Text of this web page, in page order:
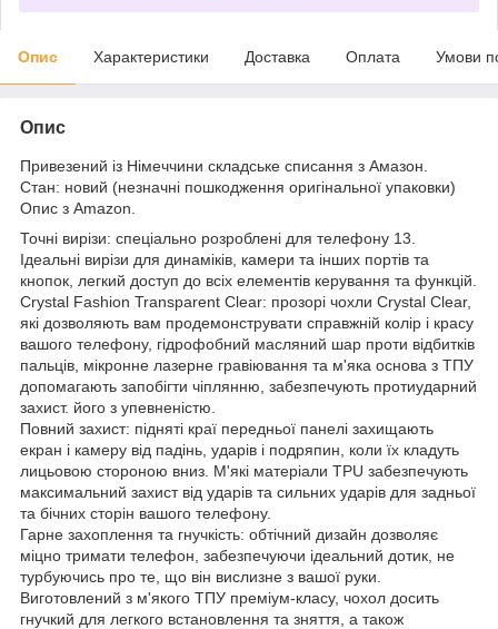
Опис Характеристики Доставка Оплата Умови
Опис
Привезений із Німеччини складське списання з Амазон.
Стан: новий (незначні пошкодження оригінальної упаковки)
Опис з Amazon.
Точні вирізи: спеціально розроблені для телефону 13.
Ідеальні вирізи для динаміків, камери та інших портів та
кнопок, легкий доступ до всіх елементів керування та функцій.
Crystal Fashion Transparent Clear: прозорі чохли Crystal Clear,
які дозволяють вам продемонструвати справжній колір і красу
вашого телефону, гідрофобний масляний шар проти відбитків
пальців, мікронне лазерне гравіювання та м'яка основа з ТПУ
допомагають запобігти чіплянню, забезпечують протиударний
захист. його з упевненістю.
Повний захист: підняті краї передньої панелі захищають
екран і камеру від падінь, ударів і подряпин, коли їх кладуть
лицьовою стороною вниз. М'які матеріали TPU забезпечують
максимальний захист від ударів та сильних ударів для задньої
та бічних сторін вашого телефону.
Гарне захоплення та гнучкість: обтічний дизайн дозволяє
міцно тримати телефон, забезпечуючи ідеальний дотик, не
турбуючись про те, що він вислизне з вашої руки.
Виготовлений з м'якого ТПУ преміум-класу, чохол досить
гнучкий для легкого встановлення та зняття, а також